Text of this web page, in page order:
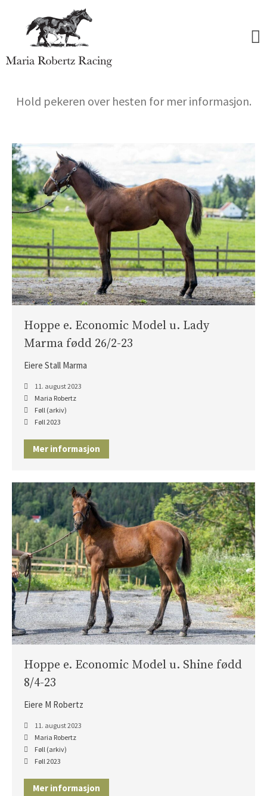
Forside
Hester
Åringer 2026
Åringer 2025
Åringer 2024
Åringer 2023
Åringer 2022
Åringer 2021
Føll 2024
Føll 2023
Føll 2022
Føll 2021
Føll 2020
Føll 2019
Føll 2018
Føll 2017
Føll 2016
Føll 2015
Hold pekeren over hesten for mer informasjon.
Hoppe e. Economic Model u. Lady
Marma fødd 26/2-23
Eiere Stall Marma
11. august 2023
Maria Robertz
Føll (arkiv)
Føll 2023
Mer informasjon
Hoppe e. Economic Model u. Shine fødd
8/4-23
Eiere M Robertz
11. august 2023
Maria Robertz
Føll (arkiv)
Føll 2023
Mer informasjon